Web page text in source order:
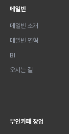
메일빈
메일빈 소개
메일빈 연혁
BI
오시는 길
무인카페 창업